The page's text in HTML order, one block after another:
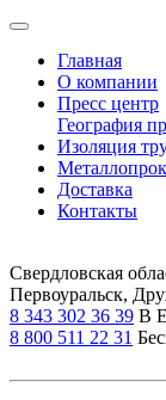
Главная
О компании
Пресс центр
География
Изоляция
Доставка
Контакты
Свердловская
Первоуральск,
8 343 302 36 39 В
8 800 511 22 31